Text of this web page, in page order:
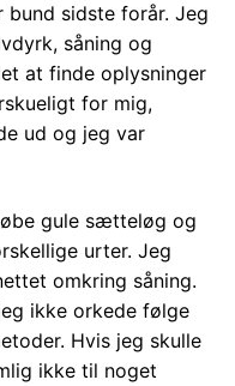
bund sidste forår. Jeg
såning og
at finde oplysninger
for mig,
ud og jeg var
gule sætteløg og
urter. Jeg
omkring såning.
ikke orkede følge
Hvis jeg skulle
ikke til noget